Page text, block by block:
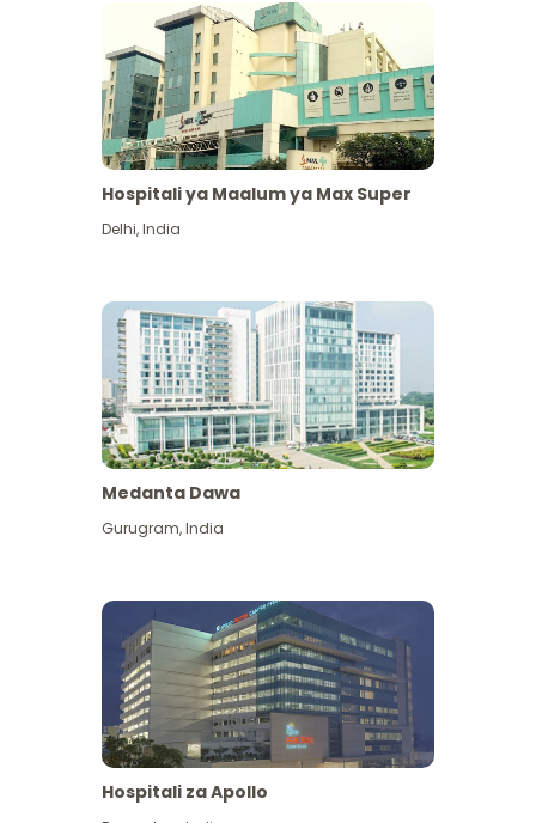
Hospitali ya Maalum ya Max Super
Delhi,India
Medanta Dawa
Gurugram,India
Hospitali za Apollo